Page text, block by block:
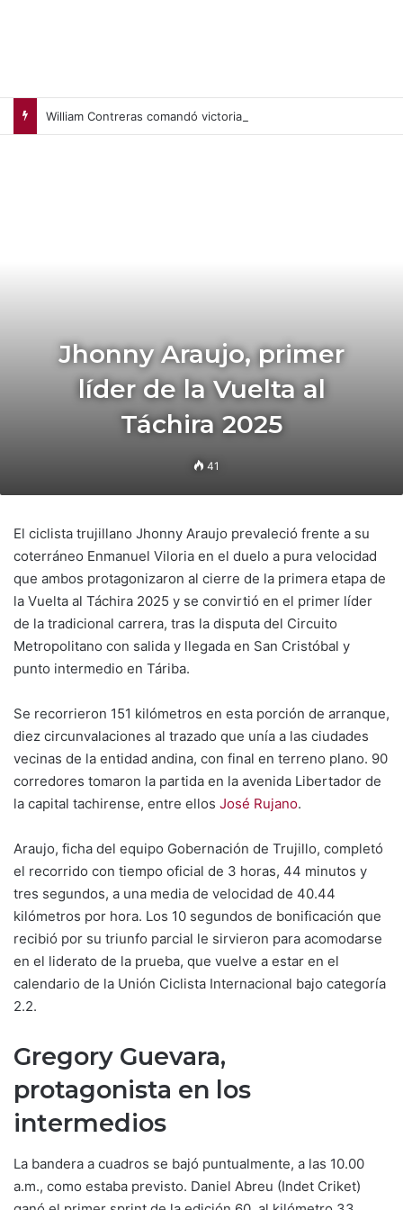
Jhonny Araujo, primer
líder de la Vuelta al
Táchira 2025
41
El ciclista trujillano Jhonny Araujo prevaleció frente a su
coterráneo Enmanuel Viloria en el duelo a pura velocidad
que ambos protagonizaron al cierre de la primera etapa de
la Vuelta al Táchira 2025 y se convirtió en el primer líder
de la tradicional carrera, tras la disputa del Circuito
Metropolitano con salida y llegada en San Cristóbal y
punto intermedio en Táriba.
Se recorrieron 151 kilómetros en esta porción de arranque,
diez circunvalaciones al trazado que unía a las ciudades
vecinas de la entidad andina, con final en terreno plano. 90
corredores tomaron la partida en la avenida Libertador de
la capital tachirense, entre ellos José Rujano.
Araujo, ficha del equipo Gobernación de Trujillo, completó
el recorrido con tiempo oficial de 3 horas, 44 minutos y
tres segundos, a una media de velocidad de 40.44
kilómetros por hora. Los 10 segundos de bonificación que
recibió por su triunfo parcial le sirvieron para acomodarse
en el liderato de la prueba, que vuelve a estar en el
calendario de la Unión Ciclista Internacional bajo categoría
2.2.
Gregory Guevara,
protagonista en los
intermedios
La bandera a cuadros se bajó puntualmente, a las 10.00
a.m., como estaba previsto. Daniel Abreu (Indet Criket)